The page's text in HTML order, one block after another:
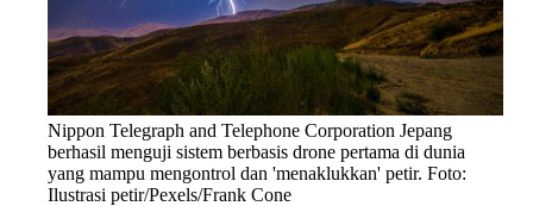
Nippon Telegraph and Telephone Corporation Jepang
berhasil menguji sistem berbasis drone pertama di dunia
yang mampu mengontrol dan 'menaklukkan' petir. Foto:
Ilustrasi petir/Pexels/Frank Cone